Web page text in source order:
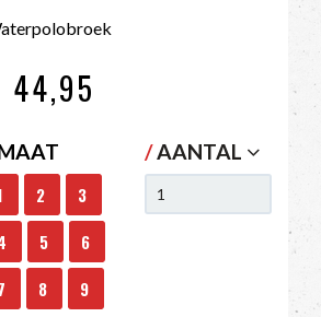
44,95
2
3
5
6
8 9
/AANTAL